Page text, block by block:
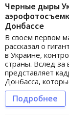
Черные дыры
Донбассе
В своем первом
рассказал о
в Украине,
страны. Вслед
представляет
Донбасса,
Подробнее